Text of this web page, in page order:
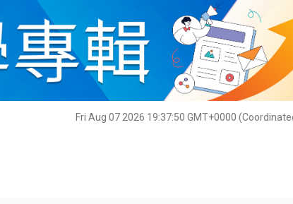
Fri Aug 07 2026 19:37:51 GMT+0000
影片 名家榜 灼見活動 關於我們